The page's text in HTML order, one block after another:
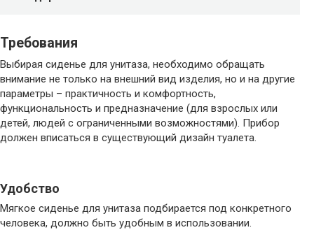
Требования
Выбирая сиденье для унитаза, необходимо обращать
внимание не только на внешний вид изделия, но и на другие
параметры – практичность и комфортность,
функциональность и предназначение (для взрослых или
детей, людей с ограниченными возможностями). Прибор
должен вписаться в существующий дизайн туалета.
Удобство
Мягкое сиденье для унитаза подбирается под конкретного
человека, должно быть удобным в использовании.